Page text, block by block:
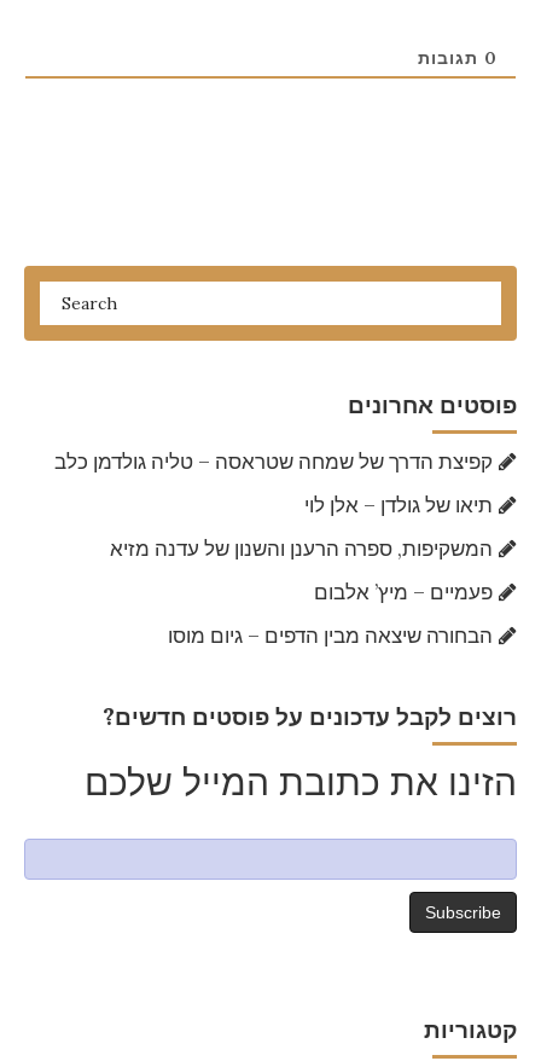
פוסטים אחרונים
קפיצת הדרך של שמחה שטראסה – טליה גולדמן כלב
תיאו של גולדן – אלן לוי
המשקיפות, ספרה הרענן והשנון של עדנה מזיא
פעמיים – מיץ’ אלבום
הבחורה שיצאה מבין הדפים – גיום מוסו
?רוצים לקבל עדכונים על פוסטים חדשים
הזינו את כתובת המייל שלכם
קטגוריות
0 תגובות